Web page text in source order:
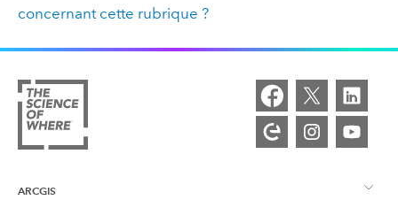
concernant cette rubrique ?
ARCGIS